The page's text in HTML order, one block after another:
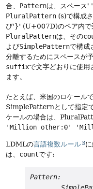
合、 Patternは、スペース
PluralPattern (s)で構成
び'}' (U+007D)のペア内で
PluralPatternは、その
よびSimplePatternで構成
分離するためにスペースが
suffixで文字どおりに使用
ます。
たとえば、米国のロケール
SimplePatternとして指定
ケールの場合は、
'Million other:0'
LDMLの言語複数ルール に
は、 countです:
Pattern: